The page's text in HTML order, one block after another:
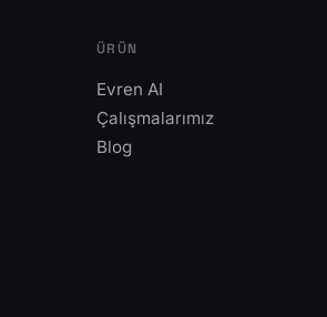
ÜRÜN
Evren AI
Çalışmalarımız
Blog